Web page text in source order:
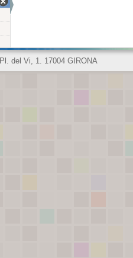
Pl. del Vi, 1. 17004 GIRONA